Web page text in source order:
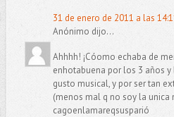
31 de enero de 2011 a las
Anónimo dijo...
Ahhhh! ¡Cóomo echaba de
enhotabuena por los 3 años y
gusto musical, y por ser tan
(menos mal q no soy la unica
cagoenlamareqsusparió